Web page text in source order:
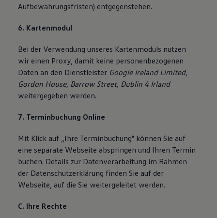
Aufbewahrungsfristen) entgegenstehen.
6. Kartenmodul
Bei der Verwendung unseres Kartenmoduls nutzen
wir einen Proxy, damit keine personenbezogenen
Daten an den Dienstleister Google Ireland Limited,
Gordon House, Barrow Street, Dublin 4 Irland
weitergegeben werden.
7. Terminbuchung Online
Mit Klick auf „Ihre Terminbuchung" können Sie auf
eine separate Webseite abspringen und Ihren Termin
buchen. Details zur Datenverarbeitung im Rahmen
der Datenschutzerklärung finden Sie auf der
Webseite, auf die Sie weitergeleitet werden.
C. Ihre Rechte